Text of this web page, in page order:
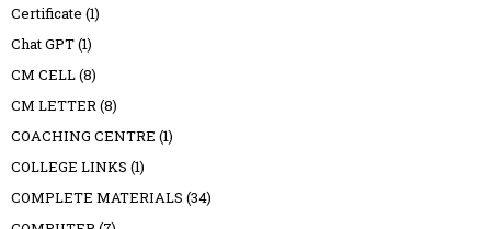
Certificate (1)
Chat GPT(1)
CM CELL(8)
CM LETTER(8)
COACHING CENTRE (1)
COLLEGE LINKS (1)
COMPLETE MATERIALS (34)